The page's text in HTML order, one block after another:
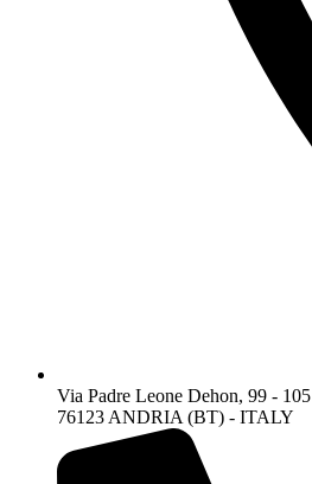
Via Padre Leone Dehon, 99 - 105
76123 ANDRIA (BT) - ITALY